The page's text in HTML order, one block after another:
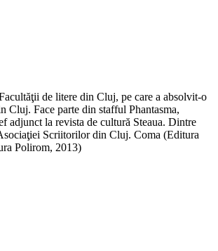
de litere din Cluj, pe care a absolvit-o
Cluj. Face parte din stafful Phantasma,
adjunct la revista de cultură Steaua. Dintre
Scriitorilor din Cluj. Coma (Editura
Polirom, 2013)